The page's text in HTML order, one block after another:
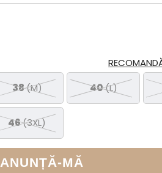
38(M) 40(L)
46(3XL)
ANUNȚĂ-MĂ